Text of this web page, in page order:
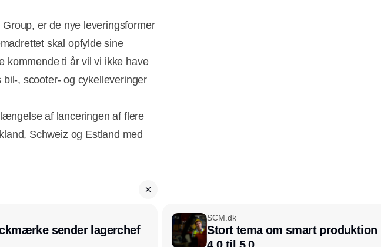
er de nye leveringsformer
skal opfylde sine
kommende ti år vil vi ikke have
, scooter- og cykelleveringer
af lanceringen af flere
Schweiz og Estland med
sender lagerchef
SCM.dk
Stort tema om smart